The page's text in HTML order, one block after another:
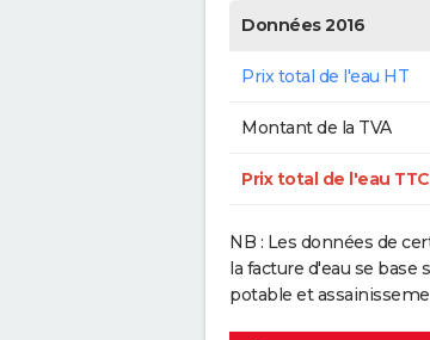
Données 2016
Prix total de l'eau HT
Montant de la TVA
Prix total de l'eau TTC
NB : Les données de
la facture d'eau se base
potable et